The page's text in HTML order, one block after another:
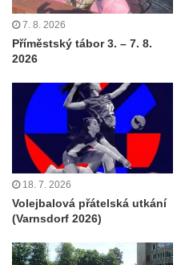
7. 8. 2026
Příměstský tábor 3. – 7. 8.
2026
18. 7. 2026
Volejbalová přátelská utkání
(Varnsdorf 2026)